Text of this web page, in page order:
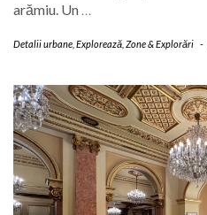
arămiu. Un …
Detalii urbane Explorează Zone & Explorări -